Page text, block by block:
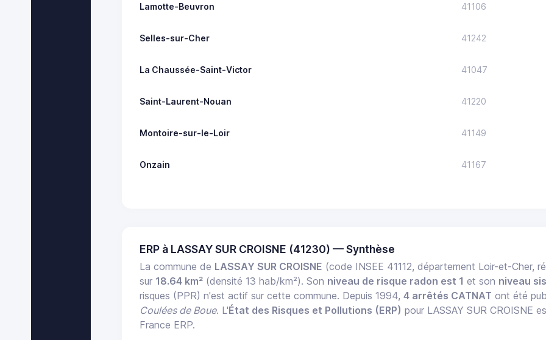
Lamotte-Beuvron 41106
Selles-sur-Cher 41242
La Chaussée-Saint-Victor 41047
Saint-Laurent-Nouan 41220
Montoire-sur-le-Loir 41149
Onzain 41167
ERP à LASSAY SUR CROISNE (41230) — Synthèse
La commune de LASSAY SUR CROISNE (code INSEE 41112, département Loir-et-Cher,
sur 18.64 km² (densité 13 hab/km²). Son niveau de risque radon est 1 et son niveau
risques (PPR) n'est actif sur cette commune. Depuis 1994,4 arrêtés CATNAT ont été
Coulées de Boue. L'État des Risques et Pollutions (ERP) pour LASSAY SUR CROISNE
France ERP.